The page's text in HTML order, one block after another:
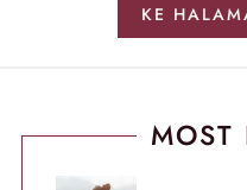
KE
MOST